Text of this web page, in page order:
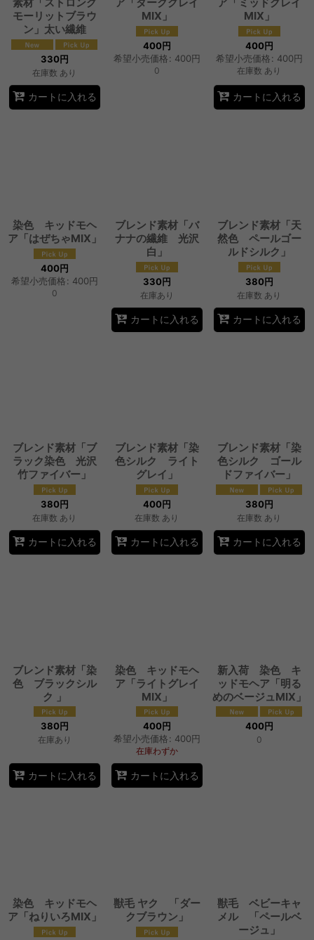
モーリットブラウ
ン」太い繊維
330円
在庫数 あり
カートに入れる
MIX」
400円
希望小売価格: 400円
0
MIX」
400円
希望小売価格: 400円
在庫数 あり
カートに入れる
染色 キッドモヘ
ア「はぜちゃMIX」
400円
希望小売価格: 400円
0
ブレンド素材「バ
ナナの繊維 光沢
白」
330円
在庫あり
カートに入れる
ブレンド素材「天
然色 ペールゴー
ルドシルク」
380円
在庫数 あり
カートに入れる
ブレンド素材「ブ
ラック染色 光沢
竹ファイバー」
380円
在庫数 あり
カートに入れる
ブレンド素材「染
色シルク ライト
グレイ」
400円
在庫数 あり
カートに入れる
ブレンド素材「染
色シルク ゴール
ドファイバー」
380円
在庫数 あり
カートに入れる
ブレンド素材「染
色 ブラックシル
ク 」
380円
在庫あり
カートに入れる
染色 キッドモヘ
ア「ライトグレイ
MIX」
400円
希望小売価格: 400円
在庫わずか
カートに入れる
新入荷 染色 キ
ッドモヘア「明る
めのベージュMIX」
400円
0
染色 キッドモヘ
ア「ねりいろMIX」
獣毛 ヤク 「ダー
クブラウン」
獣毛 ベビーキャ
メル 「ペールベ
ージュ」